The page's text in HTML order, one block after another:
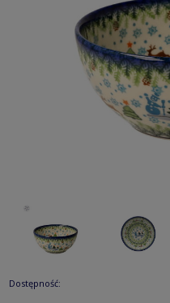
Dostępność: